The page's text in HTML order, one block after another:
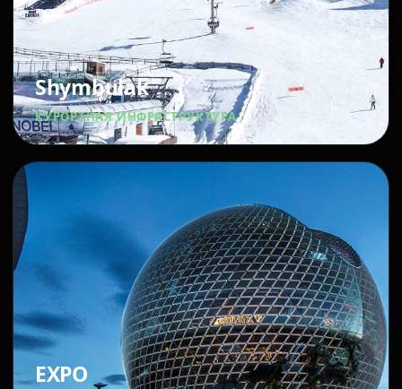
Shymbulak
КУРОРТНАЯ ИНФРАСТРУКТУРА
EXPO